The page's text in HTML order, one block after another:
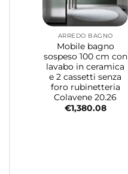
ARREDO BAGNO
Mobile bagno
sospeso 100 cm con
lavabo in ceramica
e 2 cassetti senza
foro rubinetteria
Colavene 20.26
€1,380.08